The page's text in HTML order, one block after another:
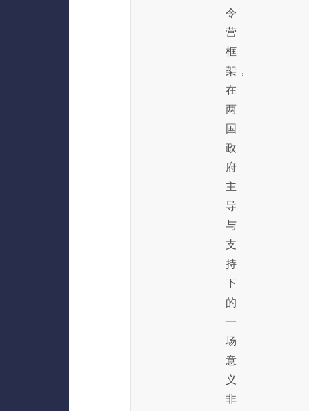
令
营
框
架，
在
两
国
政
府
主
导
与
支
持
下
的
一
场
意
义
非